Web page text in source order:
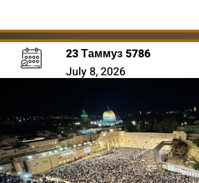
23 Таммуз 5786
July 8, 2026